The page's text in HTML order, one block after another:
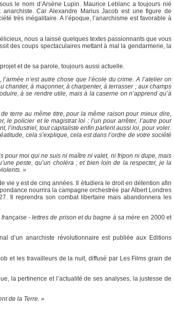
le nom d’Arsène Lupin. Maurice Leblanc a toujours nié
Car Alexandre Marius Jacob est une figure de
très inégalitaire. A l’époque, l’anarchisme est favorable à
nous a laissé quelques textes passionnants que vous
des coups spectaculaires mettant à mal la gendarmerie, la
et de sa parole, toujours aussi actuelle.
n’est autre chose que l’école du crime. A l’atelier on
chantier, à maçonner, à charpenter, à terrasser ; aux champs
à se rendre utile, mais à la caserne on n’apprend qu’à
terre au même titre, pour la même raison pour mieux dire,
le policier et le magistrat loi : l’un pour arrêter, l’autre pour
l’industriel, tout capitaliste enfin parlent aussi loi, pour voler.
cela s’explique, cela est dans l’ordre de votre société
moi qui ne suis ni maître ni valet, ni fripon ni dupe, mais
peste, qu’un choléra ; et bien loin de la respecter, je la
»
vie y est de cinq années. Il étudiera le droit en détention afin
nourrira la campagne orchestrée par Albert Londres
Il reprendra son combat libertaire mais abandonnera les
- lettres de prison et du bagne à sa mère en 2000 et
d’un anarchiste révolutionnaire est publiée aux Editions
et les travailleurs de la nuit, diffusé par Les Films grain de
la pertinence et l’actualité de ses analyses, la justesse de
de la Terre. »